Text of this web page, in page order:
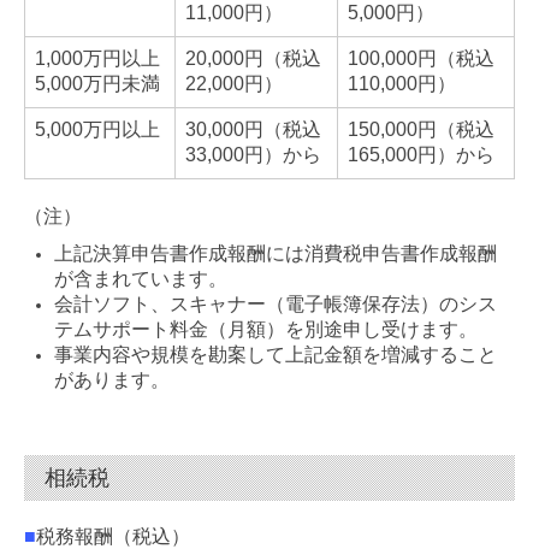
11,000円）
5,000円）
1,000万円以上
5,000万円未満
20,000円（税込
22,000円）
100,000円（税込
110,000円）
5,000万円以上
30,000円（税込
33,000円）から
150,000円（税込
165,000円）から
（注）
上記決算申告書作成報酬には消費税申告書作成報酬
が含まれています。
会計ソフト、スキャナー（電子帳簿保存法）のシス
テムサポート料金（月額）を別途申し受けます。
事業内容や規模を勘案して上記金額を増減すること
があります。
相続税
■税務報酬（税込）